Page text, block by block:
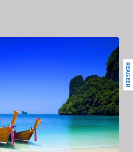
REAGEER